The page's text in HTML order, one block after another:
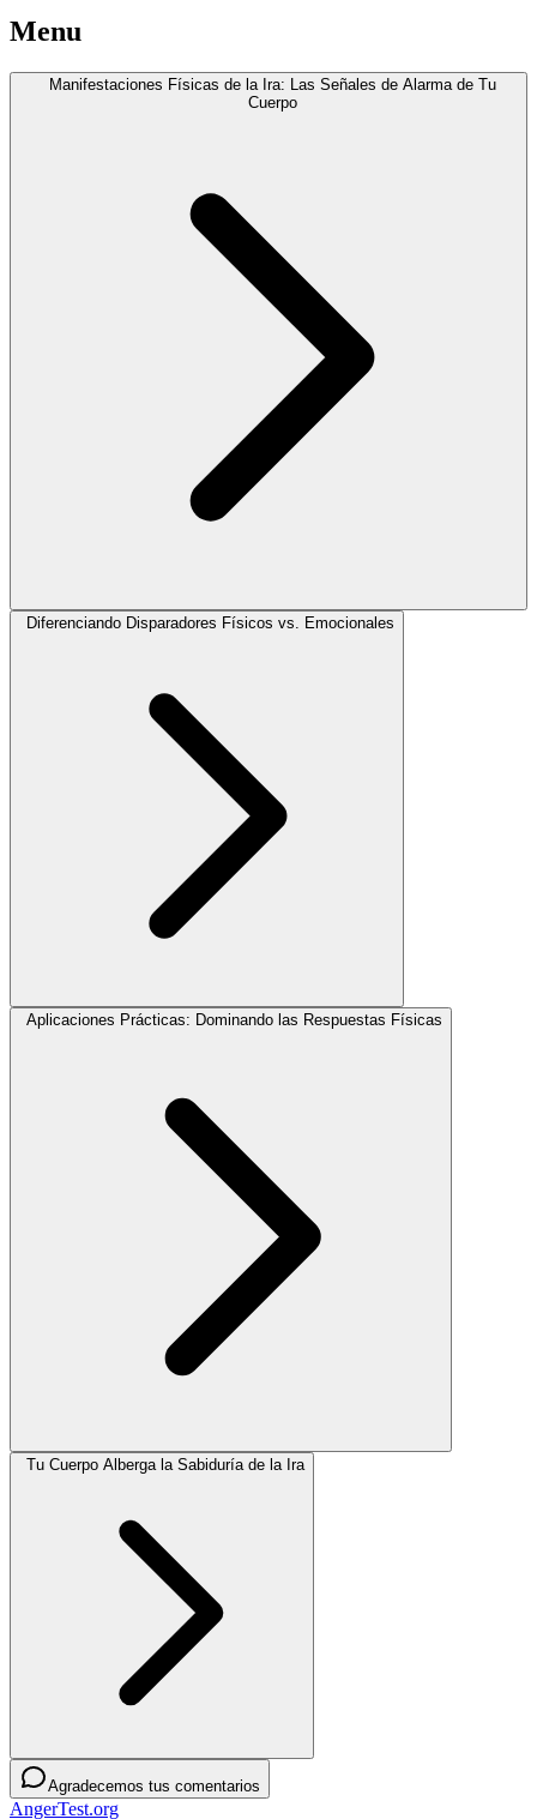
Menu
Manifestaciones Físicas de la Ira: Las Señales de Alarma de Tu
Cuerpo
Diferenciando Disparadores Físicos vs. Emocionales
Aplicaciones Prácticas: Dominando las Respuestas Físicas
Tu Cuerpo Alberga la Sabiduría de la Ira
Agradecemos tus comentarios
AngerTest.org